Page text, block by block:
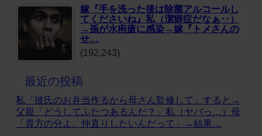
嫁『手を洗った後は除菌アルコールし
てくださいね』私（潔癖症だなぁ‥）
→孫が水疱瘡に感染→嫁『トメさんの
せ…
(192,243)
最近の投稿
私「彼氏のお弁当作るから母さん監修して」すると→
父親「どうしてふたつあるんだ？」私（ヤバっ…）母
「貴方の分よ。仲直りしたいんだって」→結果…